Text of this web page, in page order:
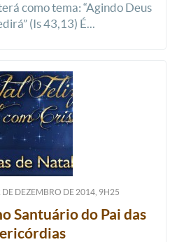
como tema: “Agindo Deus
(Is 43,13) É...
DE DEZEMBRO DE 2014, 9H25
Santuário do Pai das